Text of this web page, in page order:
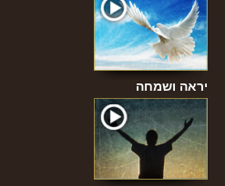
יראה ושמחה